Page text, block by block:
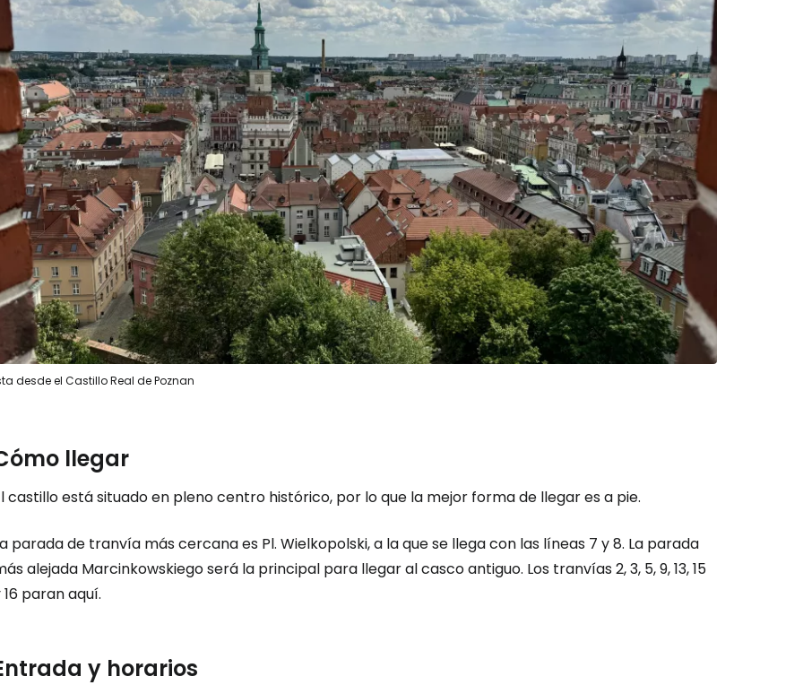
desde el Castillo Real de Poznan
llegar
castillo está situado en pleno centro histórico, por lo que la mejor forma de llegar es a pie.
parada de tranvía más cercana es Pl. Wielkopolski, a la que se llega con las líneas 7 y 8. La parada
alejada Marcinkowskiegoserá la principal para llegar al casco antiguo. Los tranvías 2, 3, 5, 9, 13, 15
16 paran aquí.
y horarios